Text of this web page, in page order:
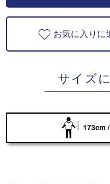
お気に入りに
サイズ
173cm